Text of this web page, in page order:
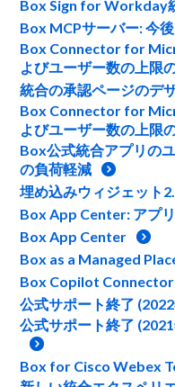
Box Sign for Workday
Box MCPサーバー: 今
Box Connector for
よびユーザー数の上限
統合の承認ページのデ
Box Connector for
よびユーザー数の上限
Box公式統合アプリの
の負荷軽減
埋め込みウィジェット
Box App Center: アプ
Box App Center
Box as a Managed
Box Copilot Connector
公式サポート終了
公式サポート終了
Box for Cisco Webex